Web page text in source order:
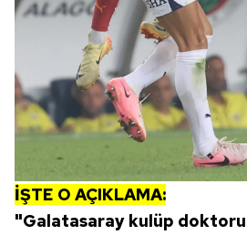
İŞTE O AÇIKLAMA:
"Galatasaray kulüp